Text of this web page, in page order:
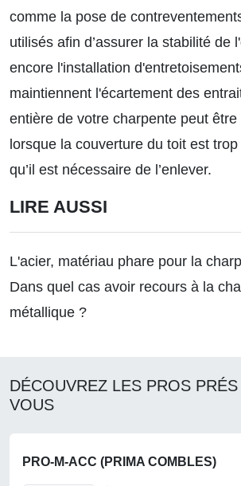
comme la pose de
utilisés afin d’assurer la stabilité de
encore l'installation
maintiennent l'écartement des
entière de votre charpente peut
lorsque la couverture du toit est
qu’il est nécessaire de l’enlever.
LIRE AUSSI
L'acier, matériau phare pour la
Dans quel cas avoir recours à la
métallique ?
DÉCOUVREZ LES PROS
VOUS
PRO-M-ACC (PRIMA COMBLES)